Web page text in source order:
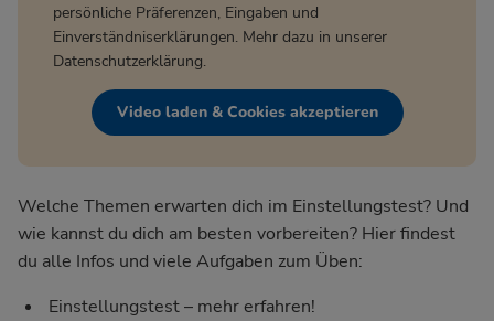
persönliche Präferenzen, Eingaben und
Einverständniserklärungen. Mehr dazu in unserer
Datenschutzerklärung.
Video laden & Cookies akzeptieren
Welche Themen erwarten dich im Einstellungstest? Und
wie kannst du dich am besten vorbereiten? Hier findest
du alle Infos und viele Aufgaben zum Üben:
Einstellungstest – mehr erfahren!